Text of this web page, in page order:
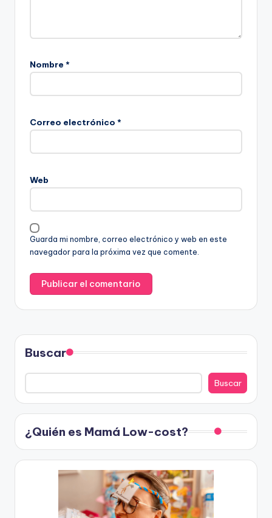
Nombre *
Correo electrónico *
Web
Guarda mi nombre, correo electrónico y web en este
navegador para la próxima vez que comente.
Buscar
Buscar
¿Quién es Mamá Low-cost?